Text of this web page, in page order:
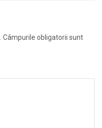
Câmpurile obligatorii sunt